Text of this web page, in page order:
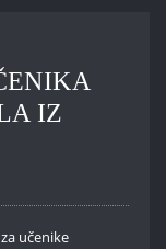
IZ
učenike